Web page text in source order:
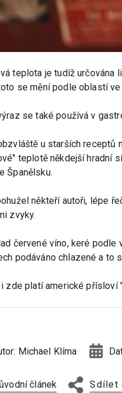
teplota je tudíž určována
se mění podle oblastí
se také používá v
u starších receptů
teplotě někdejší hradní
Španělsku.
někteří autoři, lépe
zvyky.
červené víno, keré podle
podáváno chlazené a to
zde platí americké přísloví
Michael Klíma
článek Sdílet